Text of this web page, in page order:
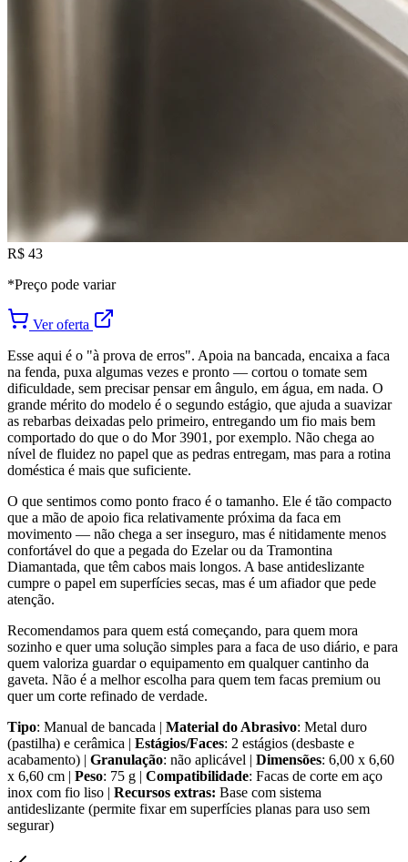
R$ 43
*Preço pode variar
Ver oferta
Esse aqui é o "à prova de erros". Apoia na bancada, encaixa a faca
na fenda, puxa algumas vezes e pronto — cortou o tomate sem
dificuldade, sem precisar pensar em ângulo, em água, em nada. O
grande mérito do modelo é o segundo estágio, que ajuda a suavizar
as rebarbas deixadas pelo primeiro, entregando um fio mais bem
comportado do que o do Mor 3901, por exemplo. Não chega ao
nível de fluidez no papel que as pedras entregam, mas para a rotina
doméstica é mais que suficiente.
O que sentimos como ponto fraco é o tamanho. Ele é tão compacto
que a mão de apoio fica relativamente próxima da faca em
movimento — não chega a ser inseguro, mas é nitidamente menos
confortável do que a pegada do Ezelar ou da Tramontina
Diamantada, que têm cabos mais longos. A base antideslizante
cumpre o papel em superfícies secas, mas é um afiador que pede
atenção.
Recomendamos para quem está começando, para quem mora
sozinho e quer uma solução simples para a faca de uso diário, e para
quem valoriza guardar o equipamento em qualquer cantinho da
gaveta. Não é a melhor escolha para quem tem facas premium ou
quer um corte refinado de verdade.
Tipo: Manual de bancada | Material do Abrasivo: Metal duro
(pastilha) e cerâmica | Estágios/Faces: 2 estágios (desbaste e
acabamento) | Granulação: não aplicável | Dimensões: 6,00 x 6,60
x 6,60 cm | Peso: 75 g | Compatibilidade: Facas de corte em aço
inox com fio liso | Recursos extras: Base com sistema
antideslizante (permite fixar em superfícies planas para uso sem
segurar)